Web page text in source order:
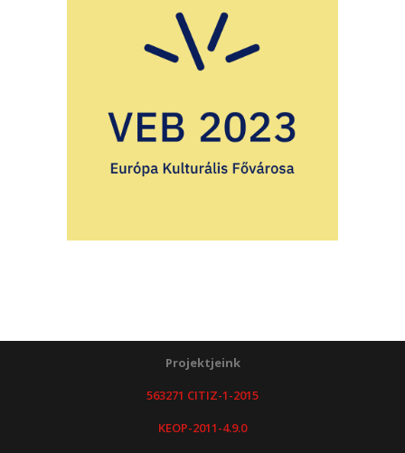
Projektjeink
563271 CITIZ-1-2015
KEOP-2011-4.9.0